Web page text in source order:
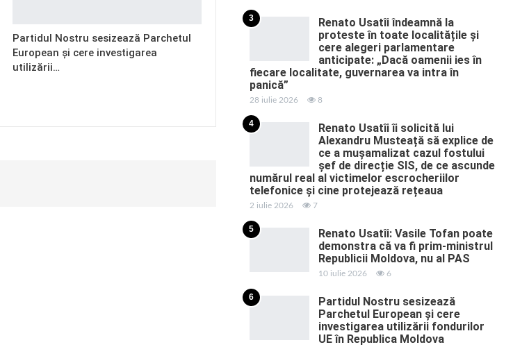
Partidul Nostru sesizează Parchetul
European și cere investigarea
utilizării…
3
Renato Usatîi îndeamnă la
proteste în toate localitățile și
cere alegeri parlamentare
anticipate: „Dacă oamenii ies în
fiecare localitate, guvernarea va intra în
panică”
28 iulie 2026 8
4
Renato Usatîi îi solicită lui
Alexandru Musteață să explice de
ce a mușamalizat cazul fostului
șef de direcție SIS, de ce ascunde
numărul real al victimelor escrocheriilor
telefonice și cine protejează rețeaua
2 iulie 2026 7
5
Renato Usatîi: Vasile Tofan poate
demonstra că va fi prim-ministrul
Republicii Moldova, nu al PAS
10 iulie 2026 6
6
Partidul Nostru sesizează
Parchetul European și cere
investigarea utilizării fondurilor
UE în Republica Moldova